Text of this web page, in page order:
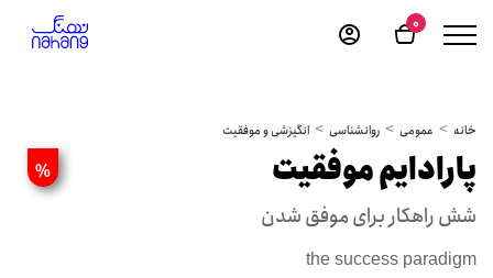
0
خانه عمومی روانشناسی انگیزشی و موفقیت
% پارادایم موفقیت
شش راهکار برای موفق شدن
the success paradigm